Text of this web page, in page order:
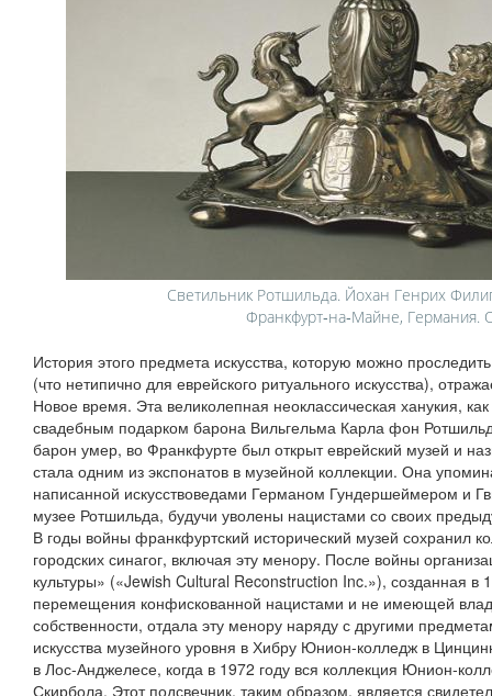
Светильник Ротшильда. Йохан Генрих
Франкфурт‑на‑Майне, Германия.
История этого предмета искусства, которую можно
(что нетипично для еврейского ритуального искусства),
Новое время. Эта великолепная неоклассическая ханукия,
свадебным подарком барона Вильгельма Карла фон
барон умер, во Франкфурте был открыт еврейский музей и
стала одним из экспонатов в музейной коллекции. Она
написанной искусствоведами Германом Гундершеймером и
музее Ротшильда, будучи уволены нацистами со своих
В годы войны франкфуртский исторический музей сохранил
городских синагог, включая эту менору. После войны
культуры» («Jewish Cultural Reconstruction Inc.»), созданная
перемещения конфискованной нацистами и не имеющей
собственности, отдала эту менору наряду с другими
искусства музейного уровня в Хибру Юнион‑колледж в
в Лос‑Анджелесе, когда в 1972 году вся коллекция
Скирбола. Этот подсвечник, таким образом, является